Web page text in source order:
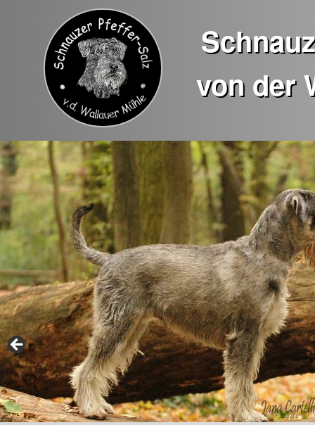
von der